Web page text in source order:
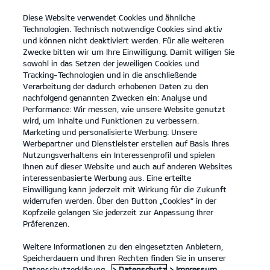
open
menu
KONTAKT
REIFENLABELINFORMATION
INFOS ZU REIFENLABELN
Klare Informationen für bessere
Kaufentscheidungen.
Reifentypen vergleichen? Das geht ganz einfach: Die
Symbole des Reifenlabels helfen dir dabei.
Diese Website verwendet Cookies und ähnliche
Technologien. Technisch notwendige Cookies sind aktiv
und können nicht deaktiviert werden. Für alle weiteren
Zwecke bitten wir um Ihre Einwilligung. Damit willigen Sie
sowohl in das Setzen der jeweiligen Cookies und
Tracking-Technologien und in die anschließende
Verarbeitung der dadurch erhobenen Daten zu den
nachfolgend genannten Zwecken ein: Analyse und
Performance: Wir messen, wie unsere Website genutzt
wird, um Inhalte und Funktionen zu verbessern.
Marketing und personalisierte Werbung: Unsere
Werbepartner und Dienstleister erstellen auf Basis Ihres
Nutzungsverhaltens ein Interessenprofil und spielen
Ihnen auf dieser Website und auch auf anderen Websites
interessenbasierte Werbung aus. Eine erteilte
Einwilligung kann jederzeit mit Wirkung für die Zukunft
widerrufen werden. Über den Button „Cookies“ in der
Kopfzeile gelangen Sie jederzeit zur Anpassung Ihrer
Präferenzen.
Weitere Informationen zu den eingesetzten Anbietern,
Speicherdauern und Ihren Rechten finden Sie in unserer